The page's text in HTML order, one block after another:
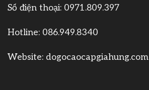
Số điện thoại: 0971.809.397
Hotline: 086.949.8340
Website: dogocaocapgiahung.com